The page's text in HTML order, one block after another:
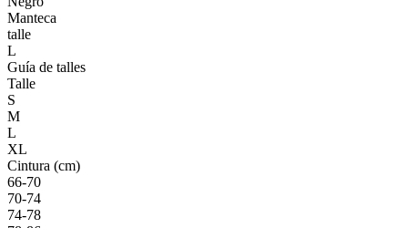
Manteca
talle
L
Guía de talles
Talle
S
M
L
XL
Cintura (cm)
66-70
70-74
74-78